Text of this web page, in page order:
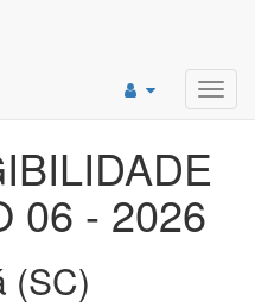
06 - 2026
(SC)